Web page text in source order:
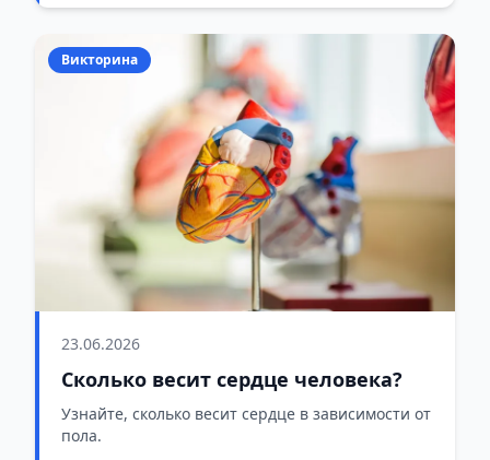
Викторина
23.06.2026
Сколько весит сердце человека?
Узнайте, сколько весит сердце в зависимости от
пола.